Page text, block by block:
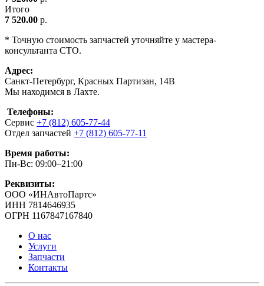
Итого
7 520.00 р.
* Точную стоимость запчастей уточняйте у мастера-
консультанта СТО.
Адрес:
Санкт-Петербург, Красных Партизан, 14В
Мы находимся в Лахте.
Телефоны:
Сервис +7 (812) 605-77-44
Отдел запчастей +7 (812) 605-77-11
Время работы:
Пн-Вс: 09:00–21:00
Реквизиты:
ООО «ИНАвтоПартс»
ИНН 7814646935
ОГРН 1167847167840
О нас
Услуги
Запчасти
Контакты